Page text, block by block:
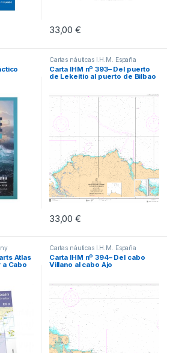
33,00€
Cartas náuticas I.H.M. España
Carta IHM nº 393– Del puerto
de Lekeitio al puerto de Bilbao
33,00€
Atlas
a Cabo
Cartas náuticas I.H.M. España
Carta IHM nº 394– Del cabo
Villano al cabo Ajo